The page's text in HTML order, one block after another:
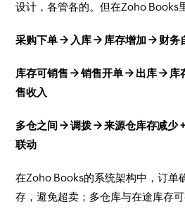
设计，各管各的。但在Zoho Books
采购下单 → 入库 → 库存增加 → 财务
库存可销售 → 销售开单 → 出库 → 库
售收入
多仓之间 → 调拨 → 来源仓库存减少
联动
在Zoho Books的系统架构中，订单
存，避免超卖；多仓库与在途库存